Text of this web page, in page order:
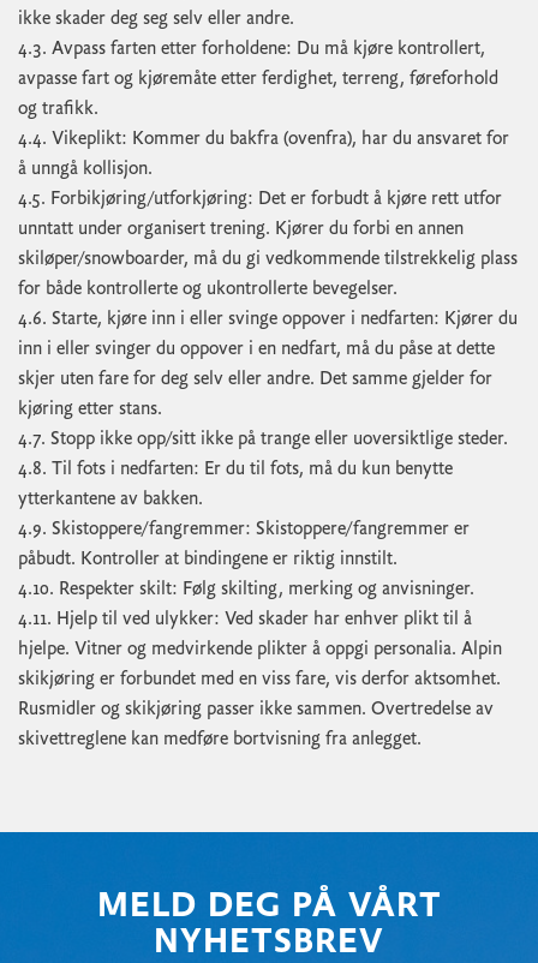
ikke skader deg seg selv eller andre.
4.3. Avpass farten etter forholdene: Du må kjøre kontrollert,
avpasse fart og kjøremåte etter ferdighet, terreng, føreforhold
og trafikk.
4.4. Vikeplikt: Kommer du bakfra (ovenfra), har du ansvaret for
å unngå kollisjon.
4.5. Forbikjøring/utforkjøring: Det er forbudt å kjøre rett utfor
unntatt under organisert trening. Kjører du forbi en annen
skiløper/snowboarder, må du gi vedkommende tilstrekkelig plass
for både kontrollerte og ukontrollerte bevegelser.
4.6. Starte, kjøre inn i eller svinge oppover i nedfarten: Kjører du
inn i eller svinger du oppover i en nedfart, må du påse at dette
skjer uten fare for deg selv eller andre. Det samme gjelder for
kjøring etter stans.
4.7. Stopp ikke opp/sitt ikke på trange eller uoversiktlige steder.
4.8. Til fots i nedfarten: Er du til fots, må du kun benytte
ytterkantene av bakken.
4.9. Skistoppere/fangremmer: Skistoppere/fangremmer er
påbudt. Kontroller at bindingene er riktig innstilt.
4.10. Respekter skilt: Følg skilting, merking og anvisninger.
4.11. Hjelp til ved ulykker: Ved skader har enhver plikt til å
hjelpe. Vitner og medvirkende plikter å oppgi personalia. Alpin
skikjøring er forbundet med en viss fare, vis derfor aktsomhet.
Rusmidler og skikjøring passer ikke sammen. Overtredelse av
skivettreglene kan medføre bortvisning fra anlegget.
MELD DEG PÅ VÅRT
NYHETSBREV